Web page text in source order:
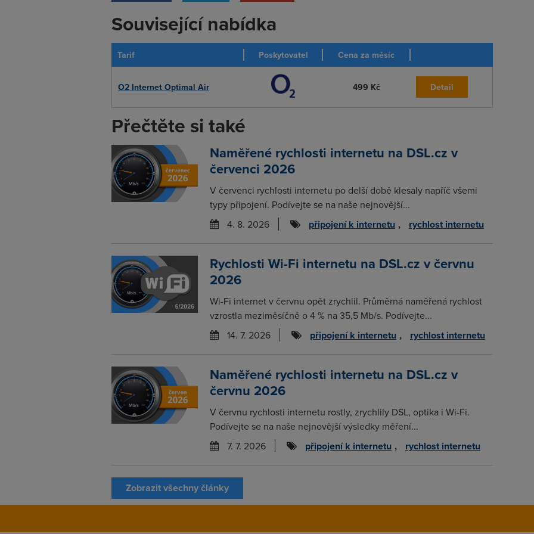
Související nabídka
Tarif Poskytovatel Cena za měsíc
O2 Internet Optimal Air 499 Kč Detail
Přečtěte si také
Naměřené rychlosti internetu na DSL.cz v
červenci 2026
V červenci rychlosti internetu po delší době klesaly napříč všemi
typy připojení. Podívejte se na naše nejnovější...
4. 8. 2026
připojení k internetu , rychlost internetu
Rychlosti Wi-Fi internetu na DSL.cz v červnu
2026
Wi-Fi internet v červnu opět zrychlil. Průměrná naměřená rychlost
vzrostla meziměsíčně o 4 % na 35,5 Mb/s. Podívejte...
14. 7. 2026
připojení k internetu , rychlost internetu
Naměřené rychlosti internetu na DSL.cz v
červnu 2026
V červnu rychlosti internetu rostly, zrychlily DSL, optika i Wi-Fi.
Podívejte se na naše nejnovější výsledky měření...
7. 7. 2026
připojení k internetu , rychlost internetu
Zobrazit všechny články